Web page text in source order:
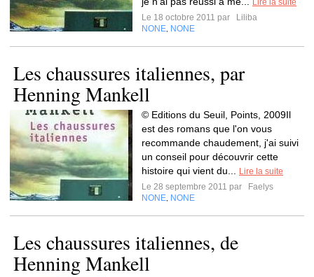
Lire la suite
Le 18 octobre 2011 par
Liliba
NONE NONE
Les chaussures italiennes, par
Henning Mankell
© Editions du Seuil, Points, 2009Il
est des romans que l'on vous
recommande chaudement, j'ai suivi
un conseil pour découvrir cette
histoire qui vient du...
Lire la suite
Le 28 septembre 2011 par
Faelys
NONE NONE
Les chaussures italiennes, de
Henning Mankell